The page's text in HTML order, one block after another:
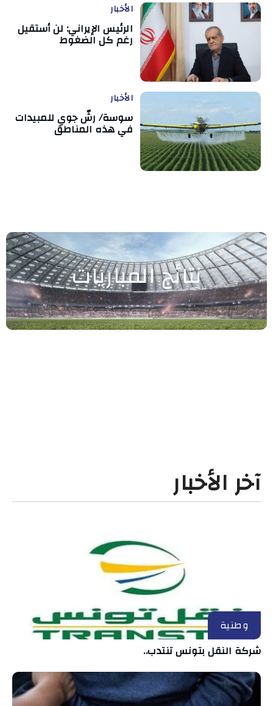
الأخبار
الرئيس الإيراني: لن أستقيل
رغم كل الضغوط
الأخبار
سوسة/ رشّ جوي للمبيدات
في هذه المناطق
نتائج المباريات
آخر الأخبار
وطنية
شركة النقل بتونس تنتدب..